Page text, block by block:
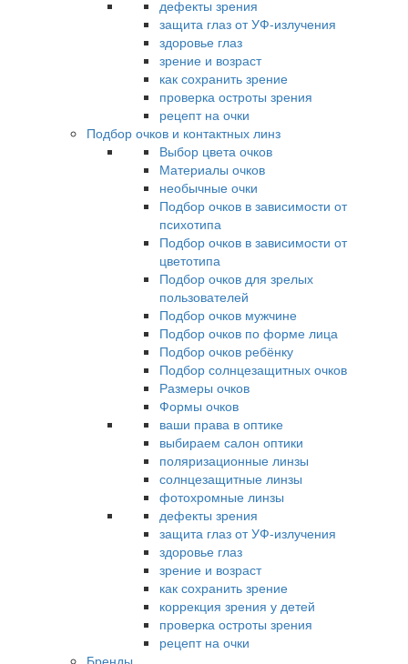
дефекты зрения
защита глаз от УФ-излучения
здоровье глаз
зрение и возраст
как сохранить зрение
проверка остроты зрения
рецепт на очки
Подбор очков и контактных линз
Выбор цвета очков
Материалы очков
необычные очки
Подбор очков в зависимости от
психотипа
Подбор очков в зависимости от
цветотипа
Подбор очков для зрелых
пользователей
Подбор очков мужчине
Подбор очков по форме лица
Подбор очков ребёнку
Подбор солнцезащитных очков
Размеры очков
Формы очков
ваши права в оптике
выбираем салон оптики
поляризационные линзы
солнцезащитные линзы
фотохромные линзы
дефекты зрения
защита глаз от УФ-излучения
здоровье глаз
зрение и возраст
как сохранить зрение
коррекция зрения у детей
проверка остроты зрения
рецепт на очки